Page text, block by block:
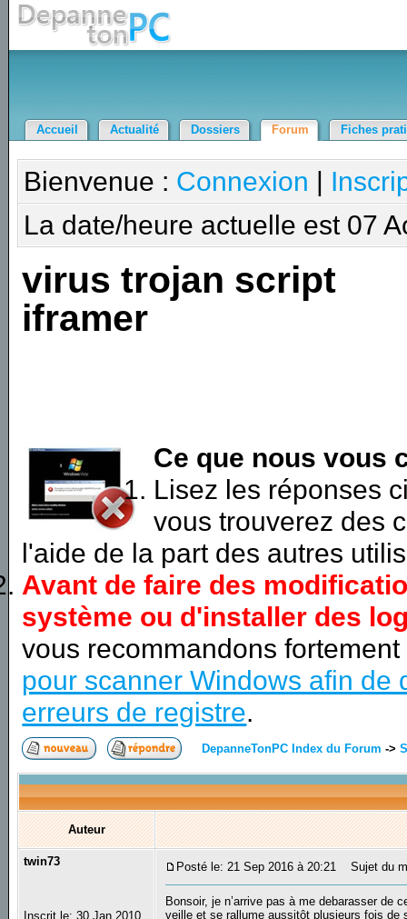
Accueil Actualité Dossiers Forum Fiches
Bienvenue : Connexion |
La date/heure actuelle est 07
virus trojan script
iframer
Ce que nous vous
Lisez les réponses
vous trouverez des
l'aide de la part des autres
Avant de faire des
système ou d'installer des
vous recommandons
pour scanner Windows afin de
erreurs de registre.
DepanneTonPC Index du Forum ->
Auteur
twin73
Inscrit le: 30 Jan 2010
Posté le: 21 Sep 2016 à 20:21 Sujet du
Bonsoir, je n’arrive pas à me debarasser de
veille et se rallume aussitôt plusieurs fois de